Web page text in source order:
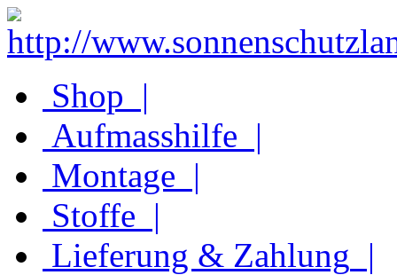
Shop |
Aufmasshilfe |
Montage |
Stoffe |
Lieferung & Zahlung |